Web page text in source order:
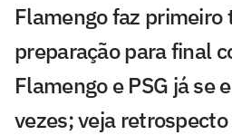
Flamengo faz primeiro
preparação para final
Flamengo e PSG já se
vezes; veja retrospecto